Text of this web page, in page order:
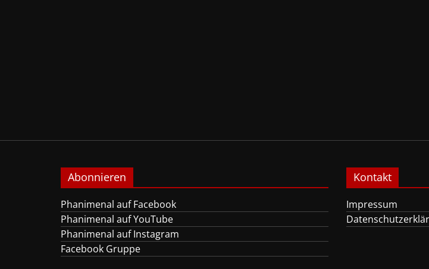
Abonnieren
Phanimenal auf Facebook
Phanimenal auf YouTube
Phanimenal auf Instagram
Facebook Gruppe
Kontakt
Impressum